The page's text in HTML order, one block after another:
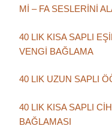
Mİ – FA SESLERİNİ
40 LIK KISA SAPLI
VENGİ BAĞLAMA
40 LIK UZUN SAPLI
40 LIK KISA SAPLI
BAĞLAMASI